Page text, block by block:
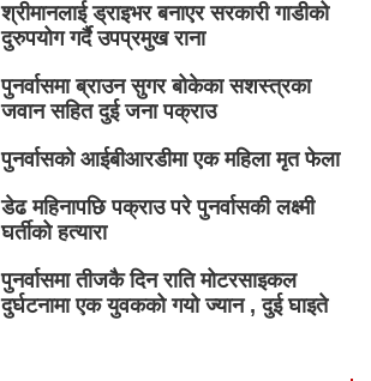
श्रीमानलाई ड्राइभर बनाएर सरकारी गाडीको
दुरुपयोग गर्दै उपप्रमुख राना
पुनर्वासमा ब्राउन सुगर बोकेका सशस्त्रका
जवान सहित दुई जना पक्राउ
पुनर्वासको आईबीआरडीमा एक महिला मृत फेला
डेढ महिनापछि पक्राउ परे पुनर्वासकी लक्ष्मी
घर्तीको हत्यारा
पुनर्वासमा तीजकै दिन राति मोटरसाइकल
दुर्घटनामा एक युवकको गयो ज्यान , दुई घाइते